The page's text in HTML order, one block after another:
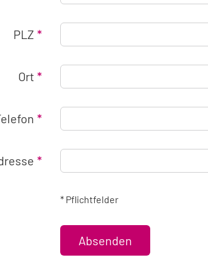
PLZ
Ort
* Pflichtfelder
Absenden